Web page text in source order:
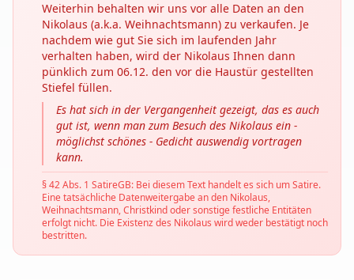
Weiterhin behalten wir uns vor alle Daten an den
Nikolaus (a.k.a. Weihnachtsmann) zu verkaufen. Je
nachdem wie gut Sie sich im laufenden Jahr
verhalten haben, wird der Nikolaus Ihnen dann
pünklich zum 06.12. den vor die Haustür gestellten
Stiefel füllen.
Es hat sich in der Vergangenheit gezeigt, das es auch
gut ist, wenn man zum Besuch des Nikolaus ein -
möglichst schönes - Gedicht auswendig vortragen
kann.
§ 42 Abs. 1 SatireGB: Bei diesem Text handelt es sich um Satire.
Eine tatsächliche Datenweitergabe an den Nikolaus,
Weihnachtsmann, Christkind oder sonstige festliche Entitäten
erfolgt nicht. Die Existenz des Nikolaus wird weder bestätigt noch
bestritten.